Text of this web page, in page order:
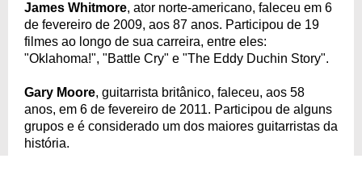
James Whitmore, ator norte-americano, faleceu em 6
de fevereiro de 2009, aos 87 anos. Participou de 19
filmes ao longo de sua carreira, entre eles:
"Oklahoma!", "Battle Cry" e "The Eddy Duchin Story".
Gary Moore, guitarrista britânico, faleceu, aos 58
anos, em 6 de fevereiro de 2011. Participou de alguns
grupos e é considerado um dos maiores guitarristas da
história.